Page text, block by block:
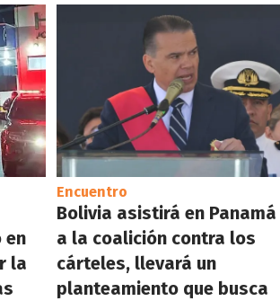
en
la
Encuentro
Bolivia asistirá en Panamá
a la coalición contra los
cárteles, llevará un
planteamiento que busca